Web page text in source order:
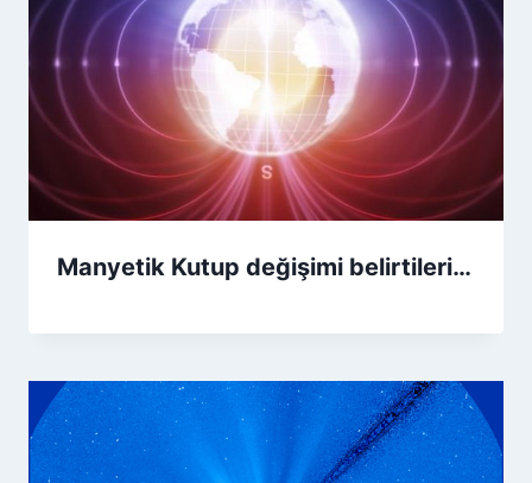
Manyetik Kutup değişimi belirtileri…